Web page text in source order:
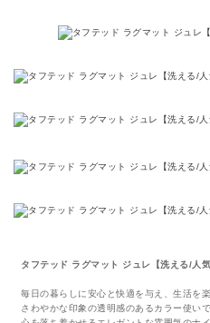
タフテッド ラグマット ジュレ【洗える/人気
毎日の暮らしに安心と快適を与え、生活を
さわやかな印象の透明感のあるカラー使い